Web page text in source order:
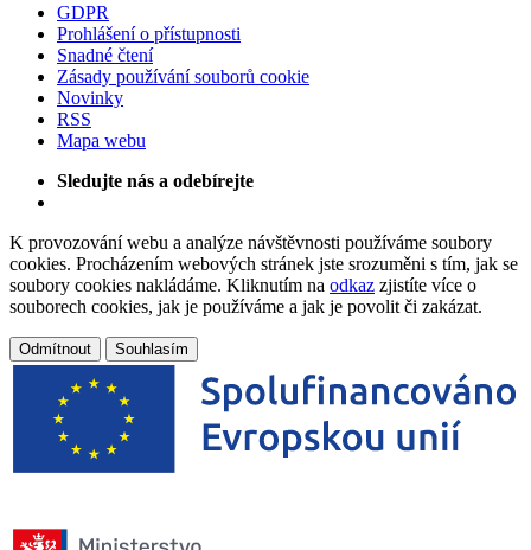
GDPR
Prohlášení o přístupnosti
Snadné čtení
Zásady používání souborů cookie
Novinky
RSS
Mapa webu
Sledujte nás a odebírejte
K provozování webu a analýze návštěvnosti používáme soubory
cookies. Procházením webových stránek jste srozuměni s tím, jak se
soubory cookies nakládáme. Kliknutím na odkaz zjistíte více o
souborech cookies, jak je používáme a jak je povolit či zakázat.
Odmítnout Souhlasím